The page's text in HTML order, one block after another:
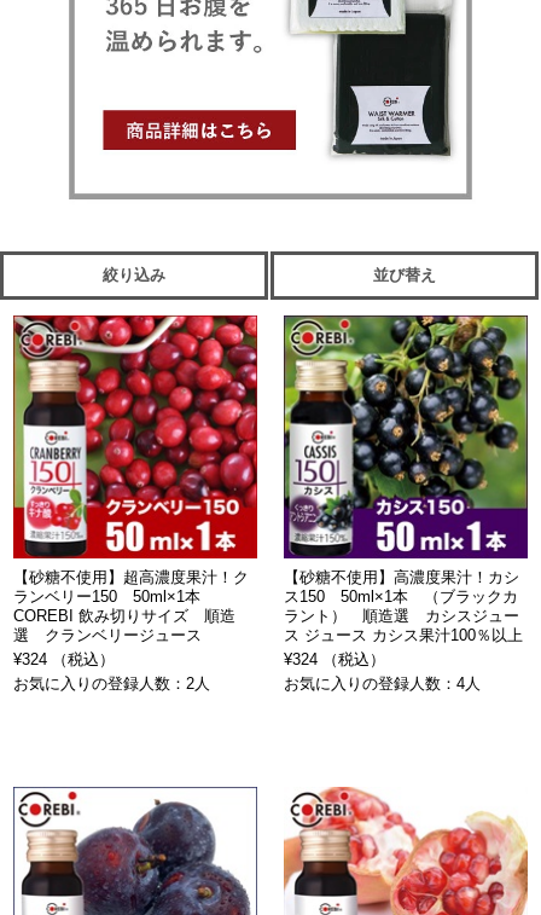
絞り込み 並び替え
【砂糖不使用】超高濃度果汁！ク
ランベリー150 50ml×1本
COREBI 飲み切りサイズ 順造
選 クランベリージュース
¥324 （税込）
お気に入りの登録人数：2人
【砂糖不使用】高濃度果汁！カシ
ス150 50ml×1本 （ブラックカ
ラント） 順造選 カシスジュー
ス ジュース カシス果汁100％以上
¥324 （税込）
お気に入りの登録人数：4人